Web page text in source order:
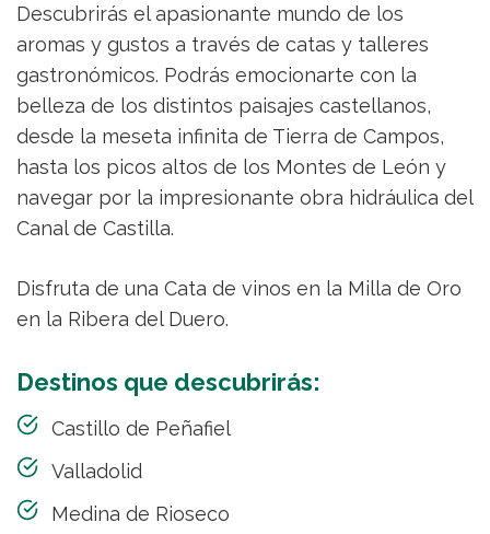
Descubrirás el apasionante mundo de los
aromas y gustos a través de catas y talleres
gastronómicos. Podrás emocionarte con la
belleza de los distintos paisajes castellanos,
desde la meseta infinita de Tierra de Campos,
hasta los picos altos de los Montes de León y
navegar por la impresionante obra hidráulica del
Canal de Castilla.
Disfruta de una Cata de vinos en la Milla de Oro
en la Ribera del Duero.
Destinos que descubrirás:
Castillo de Peñafiel
Valladolid
Medina de Rioseco